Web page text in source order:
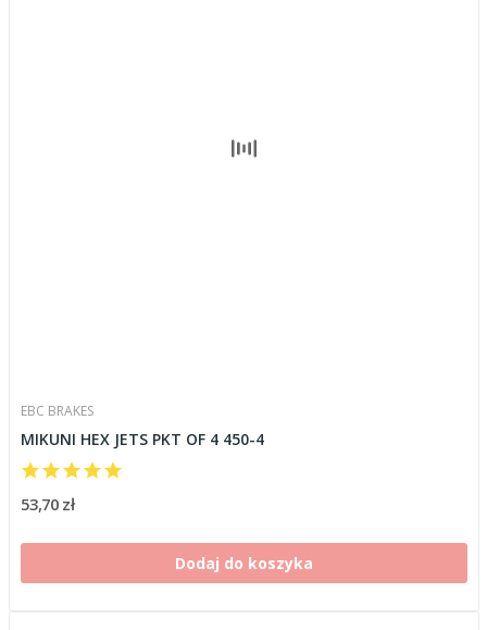
EBC BRAKES
MIKUNI HEX JETS PKT OF 4 450-4
53,70 zł
Dodaj do koszyka